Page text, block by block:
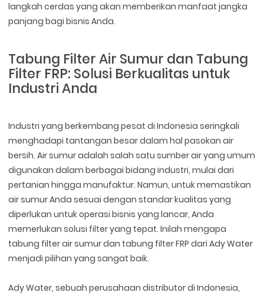
langkah cerdas yang akan memberikan manfaat jangka
panjang bagi bisnis Anda.
Tabung Filter Air Sumur dan Tabung
Filter FRP: Solusi Berkualitas untuk
Industri Anda
Industri yang berkembang pesat di Indonesia seringkali
menghadapi tantangan besar dalam hal pasokan air
bersih. Air sumur adalah salah satu sumber air yang umum
digunakan dalam berbagai bidang industri, mulai dari
pertanian hingga manufaktur. Namun, untuk memastikan
air sumur Anda sesuai dengan standar kualitas yang
diperlukan untuk operasi bisnis yang lancar, Anda
memerlukan solusi filter yang tepat. Inilah mengapa
tabung filter air sumur dan tabung filter FRP dari Ady Water
menjadi pilihan yang sangat baik.
Ady Water, sebuah perusahaan distributor di Indonesia,